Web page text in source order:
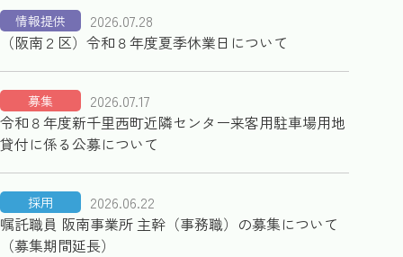
情報提供
2026.07.28
（阪南２区）令和８年度夏季休業日について
募集
2026.07.17
令和８年度新千里西町近隣センター来客用駐車場用地
貸付に係る公募について
採用
2026.06.22
嘱託職員 阪南事業所 主幹（事務職）の募集について
（募集期間延長）